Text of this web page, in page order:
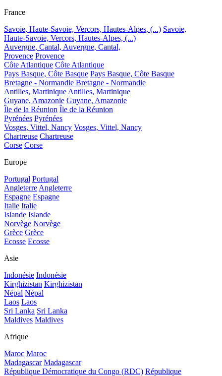
France
Savoie, Haute-Savoie, Vercors, Hautes-Alpes, (...) Savoie,
Haute-Savoie, Vercors, Hautes-Alpes, (...)
Auvergne, Cantal, Auvergne, Cantal,
Provence Provence
Côte Atlantique Côte Atlantique
Pays Basque, Côte Basque Pays Basque, Côte Basque
Bretagne - Normandie Bretagne - Normandie
Antilles, Martinique Antilles, Martinique
Guyane, Amazonie Guyane, Amazonie
Île de la Réunion Île de la Réunion
Pyrénées Pyrénées
Vosges, Vittel, Nancy Vosges, Vittel, Nancy
Chartreuse Chartreuse
Corse Corse
Europe
Portugal Portugal
Angleterre Angleterre
Espagne Espagne
Italie Italie
Islande Islande
Norvège Norvège
Grèce Grèce
Ecosse Ecosse
Asie
Indonésie Indonésie
Kirghizistan Kirghizistan
Népal Népal
Laos Laos
Sri Lanka Sri Lanka
Maldives Maldives
Afrique
Maroc Maroc
Madagascar Madagascar
République Démocratique du Congo (RDC) République